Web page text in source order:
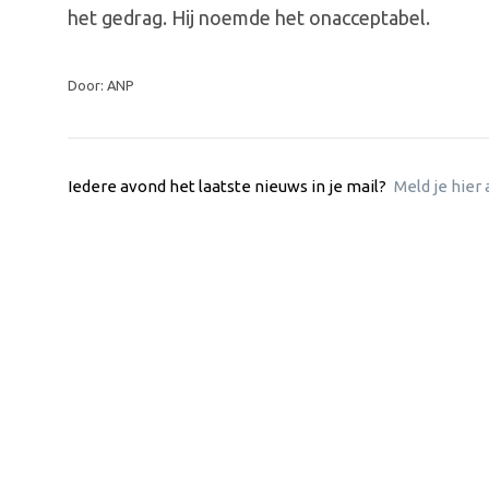
het gedrag. Hij noemde het onacceptabel.
Door: ANP
Iedere avond het laatste nieuws in je mail? Meld je hier